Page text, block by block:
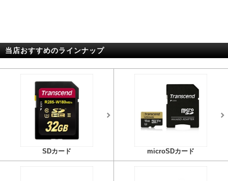
当店おすすめのラインナップ
SDカード microSDカード